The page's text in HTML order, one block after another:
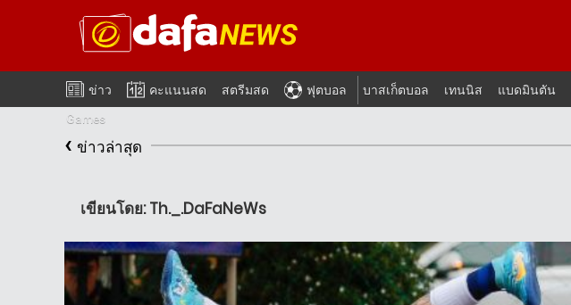
ข่าว คะแนนสด สตรีมสด ฟุตบอล บาสเก็ตบอล เทนนิส แบดมินตัน
Games
‹ ข่าวล่าสุด
เขียนโดย: Th._.DaFaNeWs